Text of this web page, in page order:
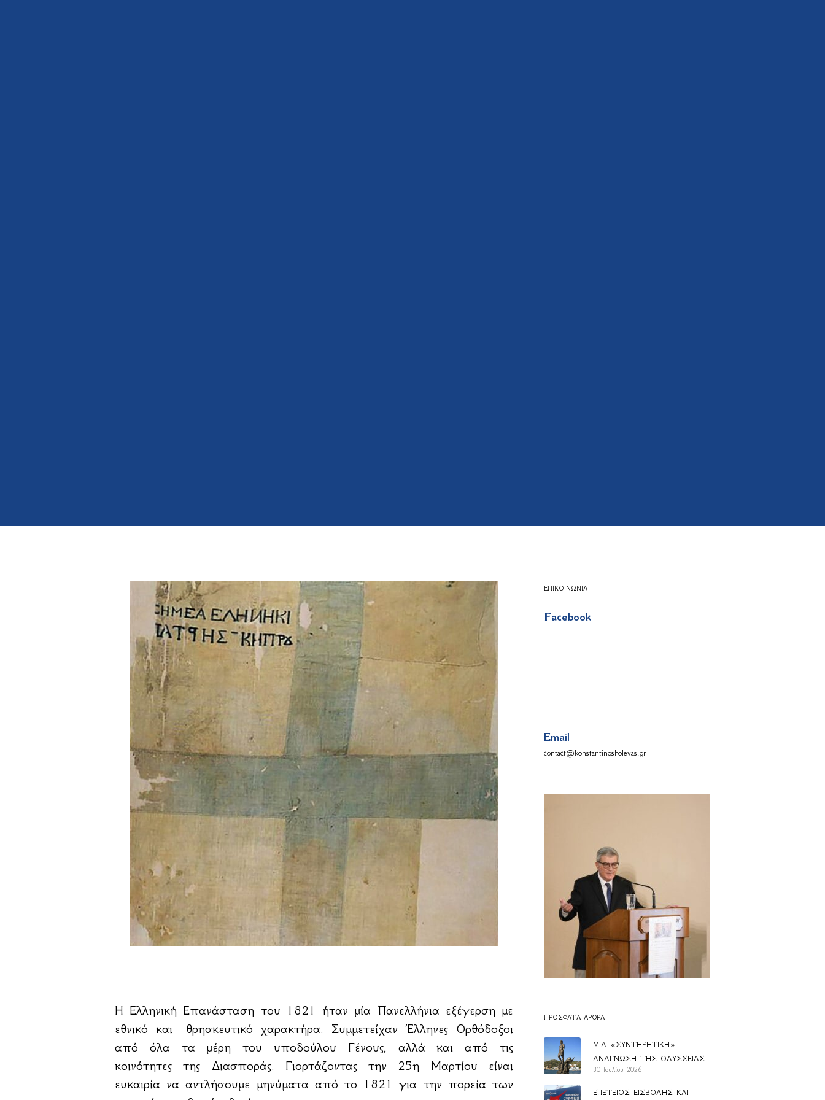
Η Ελληνική Επανάσταση του 1821 ήταν μία Πανελλήνια εξέγερση με
εθνικό και θρησκευτικό χαρακτήρα. Συμμετείχαν Έλληνες Ορθόδοξοι
από όλα τα μέρη του υποδούλου Γένους, αλλά και από τις
κοινότητες της Διασποράς. Γιορτάζοντας την 25η Μαρτίου είναι
ευκαιρία να αντλήσουμε μηνύματα από το 1821 για την πορεία των
ΕΠΙΚΟΙΝΩΝΊΑ
Facebook
Email
contact@konstantinosholevas.gr
ΠΡΌΣΦΑΤΑ ΆΡΘΡΑ
ΜΙΑ «ΣΥΝΤΗΡΗΤΙΚΗ»
ΑΝΑΓΝΩΣΗ ΤΗΣ ΟΔΥΣΣΕΙΑΣ
30 Ιουλίου 2026
ΕΠΕΤΕΙΟΣ ΕΙΣΒΟΛΗΣ ΚΑΙ